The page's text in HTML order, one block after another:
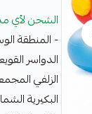
الشحن لأي
- المنطقة
الدواسر
الزلفي
البكيرية